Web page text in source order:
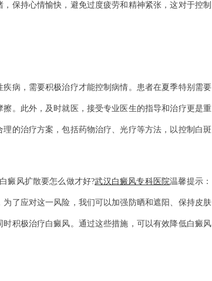
保持心情愉快，避免过度疲劳和精神紧张，这对于控制
病，需要积极治疗才能控制病情。患者在夏季特别需要
。此外，及时就医，接受专业医生的指导和治疗更是重
的治疗方案，包括药物治疗、光疗等方法，以控制白斑
风扩散要怎么做才好?武汉白癜风专科医院温馨提示：
了应对这一风险，我们可以加强防晒和遮阳、保持皮肤
积极治疗白癜风。通过这些措施，可以有效降低白癜风